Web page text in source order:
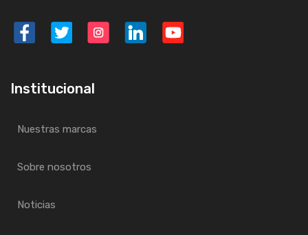
Institucional
Nuestras marcas
Sobre nosotros
Noticias